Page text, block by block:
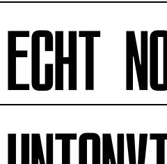
ECHT